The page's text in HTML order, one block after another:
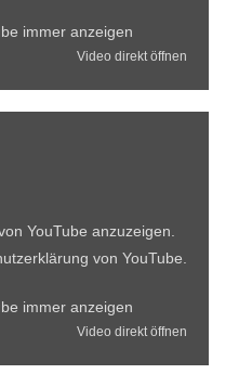
immer anzeigen
Video direkt öffnen
YouTube anzuzeigen.
von YouTube
immer anzeigen
Video direkt öffnen